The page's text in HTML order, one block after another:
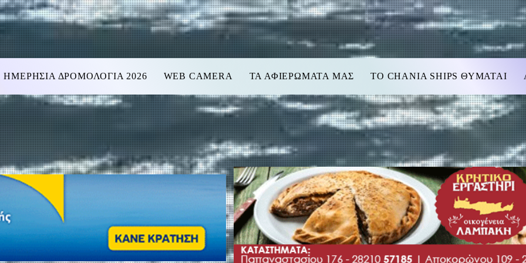
ΗΜΕΡΗΣΙΑ ΔΡΟΜΟΛΟΓΙΑ 2026 WEB CAMERA ΤΑ ΑΦΙΕΡΩΜΑΤΑ ΜΑΣ TO CHANIA SHIPS ΘΥΜΑΤΑΙ